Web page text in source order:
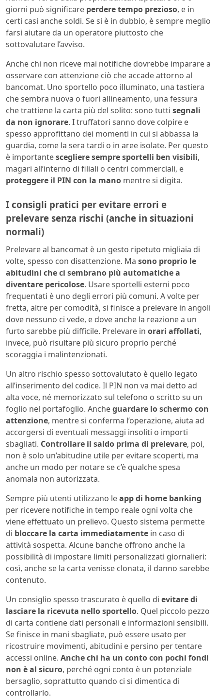
giorni può significare perdere tempo prezioso, e in
certi casi anche soldi. Se si è in dubbio, è sempre meglio
farsi aiutare da un operatore piuttosto che
sottovalutare l’avviso.
Anche chi non riceve mai notifiche dovrebbe imparare a
osservare con attenzione ciò che accade attorno al
bancomat. Uno sportello poco illuminato, una tastiera
che sembra nuova o fuori allineamento, una fessura
che trattiene la carta più del solito: sono tutti segnali
da non ignorare. I truffatori sanno dove colpire e
spesso approfittano dei momenti in cui si abbassa la
guardia, come la sera tardi o in aree isolate. Per questo
è importantescegliere sempre sportelli ben visibili,
magari all’interno di filiali o centri commerciali, e
proteggere il PIN con la mano mentre si digita.
I consigli pratici per evitare errori e
prelevare senza rischi (anche in situazioni
normali)
Prelevare al bancomat è un gesto ripetuto migliaia di
volte, spesso con disattenzione. Ma sono proprio le
abitudini che ci sembrano più automatiche a
diventare pericolose. Usare sportelli esterni poco
frequentati è uno degli errori più comuni. A volte per
fretta, altre per comodità, si finisce a prelevare in angoli
dove nessuno ci vede, e dove anche la reazione a un
furto sarebbe più difficile. Prelevare in orari affollati,
invece, può risultare più sicuro proprio perché
scoraggia i malintenzionati.
Un altro rischio spesso sottovalutato è quello legato
all’inserimento del codice. Il PIN non va mai detto ad
alta voce, né memorizzato sul telefono o scritto su un
foglio nel portafoglio. Ancheguardare lo schermo con
attenzione, mentre si conferma l’operazione, aiuta ad
accorgersi di eventuali messaggi insoliti o importi
sbagliati. Controllare il saldo prima di prelevare, poi,
non è solo un’abitudine utile per evitare scoperti, ma
anche un modo per notare se c’è qualche spesa
anomala non autorizzata.
Sempre più utenti utilizzano leapp di home banking
per ricevere notifiche in tempo reale ogni volta che
viene effettuato un prelievo. Questo sistema permette
di bloccare la carta immediatamente in caso di
attività sospetta. Alcune banche offrono anche la
possibilità di impostare limiti personalizzati giornalieri:
così, anche se la carta venisse clonata, il danno sarebbe
contenuto.
Un consiglio spesso trascurato è quello di evitare di
lasciare la ricevuta nello sportello. Quel piccolo pezzo
di carta contiene dati personali e informazioni sensibili.
Se finisce in mani sbagliate, può essere usato per
ricostruire movimenti, abitudini e persino per tentare
accessi online. Anche chi ha un conto con pochi fondi
non è al sicuro, perché ogni conto è un potenziale
bersaglio, soprattutto quando ci si dimentica di
controllarlo.